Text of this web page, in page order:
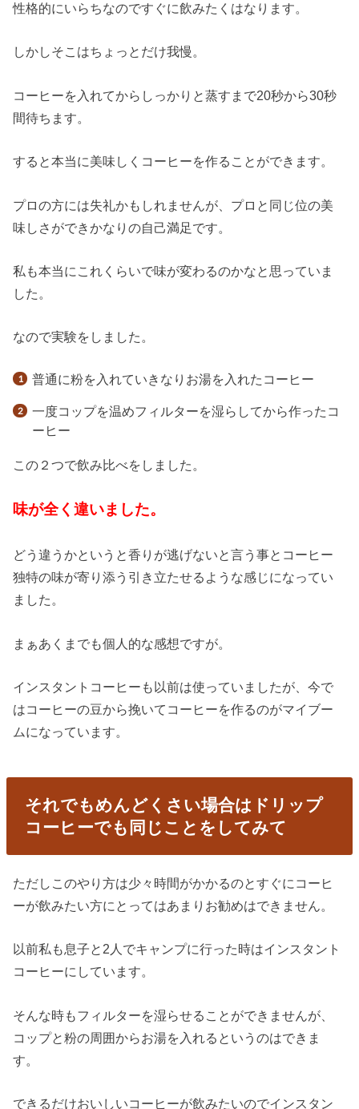
性格的にいらちなのですぐに飲みたくはなります。
しかしそこはちょっとだけ我慢。
コーヒーを入れてからしっかりと蒸すまで20秒から30秒
間待ちます。
すると本当に美味しくコーヒーを作ることができます。
プロの方には失礼かもしれませんが、プロと同じ位の美
味しさができかなりの自己満足です。
私も本当にこれくらいで味が変わるのかなと思っていま
した。
なので実験をしました。
普通に粉を入れていきなりお湯を入れたコーヒー
一度コップを温めフィルターを湿らしてから作ったコ
ーヒー
この２つで飲み比べをしました。
味が全く違いました。
どう違うかというと香りが逃げないと言う事とコーヒー
独特の味が寄り添う引き立たせるような感じになってい
ました。
まぁあくまでも個人的な感想ですが。
インスタントコーヒーも以前は使っていましたが、今で
はコーヒーの豆から挽いてコーヒーを作るのがマイブー
ムになっています。
それでもめんどくさい場合はドリップ
コーヒーでも同じことをしてみて
ただしこのやり方は少々時間がかかるのとすぐにコーヒ
ーが飲みたい方にとってはあまりお勧めはできません。
以前私も息子と2人でキャンプに行った時はインスタント
コーヒーにしています。
そんな時もフィルターを湿らせることができませんが、
コップと粉の周囲からお湯を入れるというのはできま
す。
できるだけおいしいコーヒーが飲みたいのでインスタン